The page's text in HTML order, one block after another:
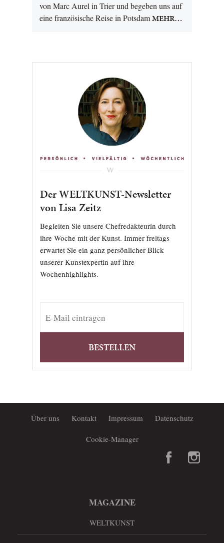
von Marc Aurel in Trier und begeben uns auf
eine französische Reise in PotsdamMEHR…
Der WELTKUNST-Newsletter
von Lisa Zeitz
Begleiten Sie unsere Chefredakteurin durch
ihre Woche mit der Kunst. Immer freitags
erwartet Sie ein ganz persönlicher Blick
unserer Kunstexpertin auf ihre
Wochenhighlights.
BESTELLEN
Über uns Kontakt Impressum Datenschutz
Cookie-Manager
MAGAZINE
WELTKUNST